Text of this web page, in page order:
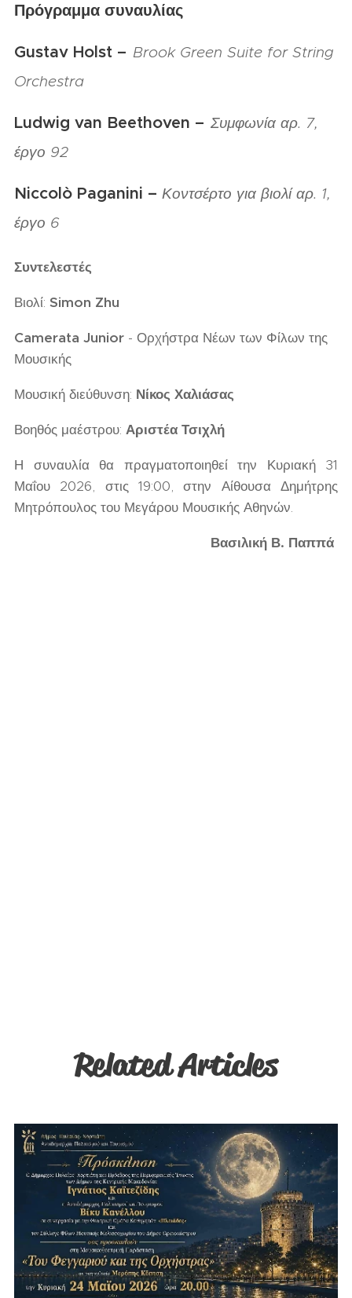
Πρόγραμμα συναυλίας
Gustav Holst – Brook Green Suite for String
Orchestra
Ludwig van Beethoven – Συμφωνία αρ. 7,
έργο 92
Niccolò Paganini – Κοντσέρτο για βιολί αρ. 1,
έργο 6
Συντελεστές
Βιολί: Simon Zhu
Camerata Junior - Ορχήστρα Νέων των Φίλων της
Μουσικής
Μουσική διεύθυνση: Νίκος Χαλιάσας
Βοηθός μαέστρου: Αριστέα Τσιχλή
Η συναυλία θα πραγματοποιηθεί την Κυριακή 31
Μαΐου 2026, στις 19:00, στην Αίθουσα Δημήτρης
Μητρόπουλος του Μεγάρου Μουσικής Αθηνών.
Βασιλική Β. Παππά
Related Articles